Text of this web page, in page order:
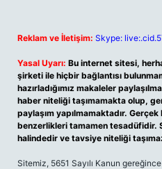
Reklam ve İletişim: Skype:
Yasal Uyarı: Bu internet sitesi,
şirketi ile hiçbir bağlantısı
hazırladığımız makaleler
haber niteliği taşımamakta olup,
paylaşım yapılmamaktadır.
benzerlikleri tamamen tesadüfidir.
halindedir ve tavsiye niteliği
Sitemiz, 5651 Sayılı Kanun